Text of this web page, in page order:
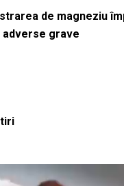
de magneziu
grave